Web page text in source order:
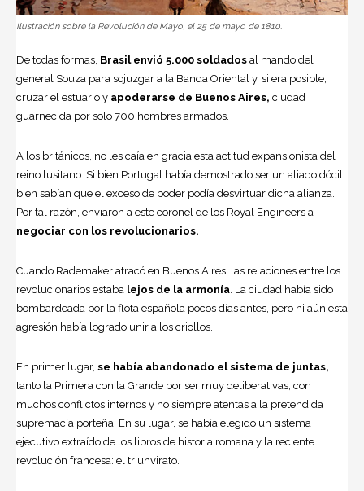
Ilustración sobre la Revolución de Mayo, el 25 de mayo de 1810.
De todas formas, Brasil envió 5.000 soldados al mando del
general Souza para sojuzgar a la Banda Oriental y, si era posible,
cruzar el estuario y apoderarse de Buenos Aires, ciudad
guarnecida por solo 700 hombres armados.
A los británicos, no les caía en gracia esta actitud expansionista del
reino lusitano. Si bien Portugal había demostrado ser un aliado dócil,
bien sabían que el exceso de poder podía desvirtuar dicha alianza.
Por tal razón, enviaron a este coronel de los Royal Engineers a
negociar con los revolucionarios.
Cuando Rademaker atracó en Buenos Aires, las relaciones entre los
revolucionarios estaba lejos de la armonía. La ciudad había sido
bombardeada por la flota española pocos días antes, pero ni aún esta
agresión había logrado unir a los criollos.
En primer lugar, se había abandonado el sistema de juntas,
tanto la Primera con la Grande por ser muy deliberativas, con
muchos conflictos internos y no siempre atentas a la pretendida
supremacía porteña. En su lugar, se había elegido un sistema
ejecutivo extraído de los libros de historia romana y la reciente
revolución francesa: el triunvirato.